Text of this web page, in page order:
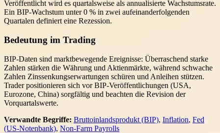
Veröffentlicht wird es quartalsweise als annualisierte Wachstumsrate.
Ein BIP-Wachstum unter 0 % in zwei aufeinanderfolgenden
Quartalen definiert eine Rezession.
Bedeutung im Trading
BIP-Daten sind marktbewegende Ereignisse: Überraschend starke
Zahlen stärken die Währung und Aktienmärkte, während schwache
Zahlen Zinssenkungserwartungen schüren und Anleihen stützen.
Trader positionieren sich vor BIP-Veröffentlichungen (USA,
Eurozone, China) sorgfältig und beachten die Revision der
Vorquartalswerte.
Verwandte Begriffe: Bruttoinlandsprodukt (BIP), Inflation, Fed
(US-Notenbank), Non-Farm Payrolls